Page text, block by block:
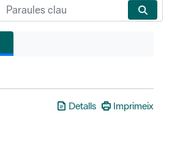
Detalls Imprimeix